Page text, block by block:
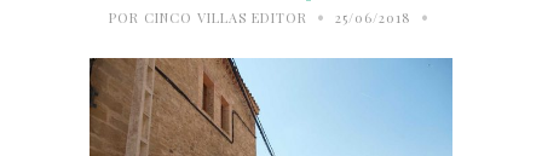
POR CINCO VILLAS EDITOR • 25/06/2018 •